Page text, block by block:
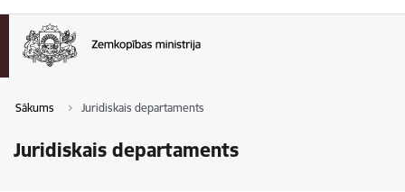
Sākums Juridiskais departaments
Juridiskais departaments